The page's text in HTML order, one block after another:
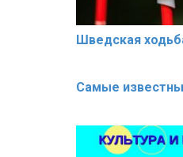
Шведская
Самые